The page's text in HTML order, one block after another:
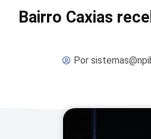
Bairro Caxias
Por